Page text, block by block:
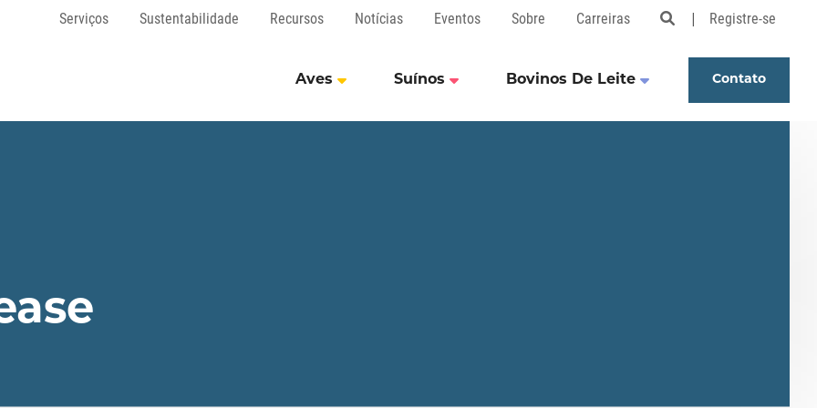
Serviços Sustentabilidade Recursos Notícias Eventos Sobre Carreiras Open Search
Registre-se
Aves Suínos Bovinos De Leite Contato